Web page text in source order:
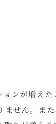
ンが増えた
せん。ま